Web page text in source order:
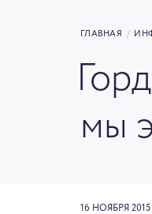
ГЛАВНАЯ /
мы
16 НОЯБРЯ 2015